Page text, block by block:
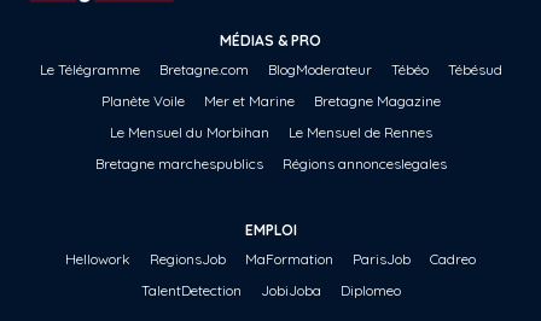
MÉDIAS & PRO
Le Télégramme
Bretagne.com BlogModerateur Tébéo
Tébésud
Planète Voile
Mer et Marine
Bretagne Magazine
Le Mensuel du Morbihan
Le Mensuel de Rennes
Bretagne marchespublics
Régions annonceslegales
EMPLOI
Hellowork
RegionsJob MaFormation ParisJob
Cadreo
TalentDetection
JobiJoba Diplomeo